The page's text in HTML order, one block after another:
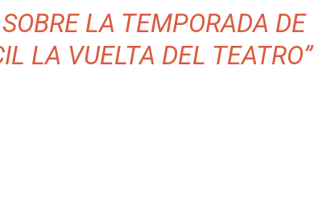
LA TEMPORADA DE
LA VUELTA DEL TEATRO”